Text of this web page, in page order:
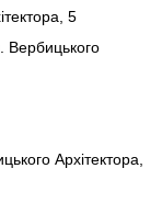
5
Вербицького
Архітектора,